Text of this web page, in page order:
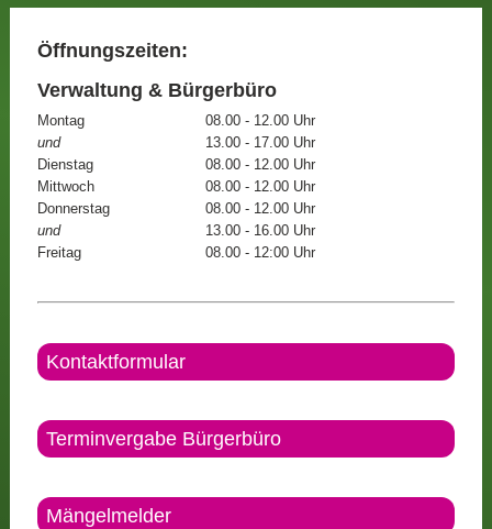
Öffnungszeiten:
Verwaltung & Bürgerbüro
Montag
08.00 - 12.00 Uhr
und
13.00 - 17.00 Uhr
Dienstag
08.00 - 12.00 Uhr
Mittwoch
08.00 - 12.00 Uhr
Donnerstag
08.00 - 12.00 Uhr
und
13.00 - 16.00 Uhr
Freitag
08.00 - 12:00 Uhr
Kontaktformular
Terminvergabe Bürgerbüro
Mängelmelder